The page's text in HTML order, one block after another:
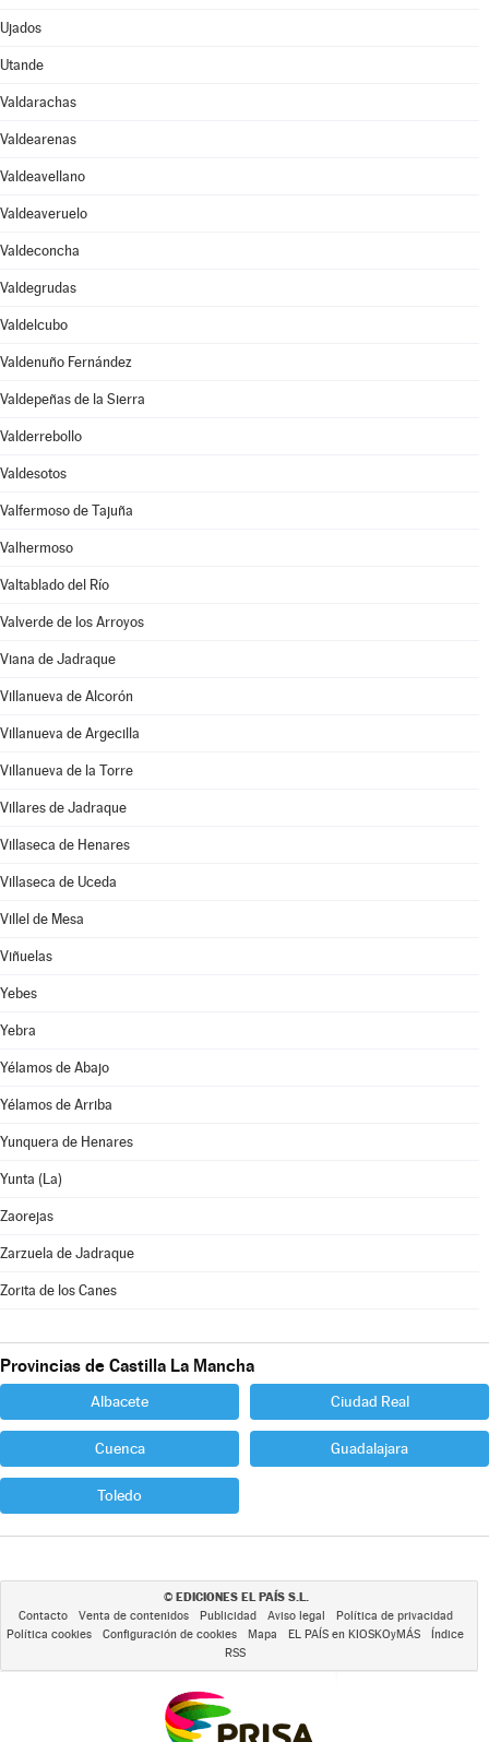
Ujados
Utande
Valdarachas
Valdearenas
Valdeavellano
Valdeaveruelo
Valdeconcha
Valdegrudas
Valdelcubo
Valdenuño Fernández
Valdepeñas de la Sierra
Valderrebollo
Valdesotos
Valfermoso de Tajuña
Valhermoso
Valtablado del Río
Valverde de los Arroyos
Viana de Jadraque
Villanueva de Alcorón
Villanueva de Argecilla
Villanueva de la Torre
Villares de Jadraque
Villaseca de Henares
Villaseca de Uceda
Villel de Mesa
Viñuelas
Yebes
Yebra
Yélamos de Abajo
Yélamos de Arriba
Yunquera de Henares
Yunta (La)
Zaorejas
Zarzuela de Jadraque
Zorita de los Canes
Provincias de Castilla La Mancha
Albacete Ciudad Real
Cuenca Guadalajara
Toledo
© EDICIONES EL PAÍS S.L.
Contacto Venta de contenidos Publicidad Aviso legal
Política de privacidad
Política cookies
Configuración de cookies Mapa EL PAÍS en KIOSKOyMÁS
Índice
RSS